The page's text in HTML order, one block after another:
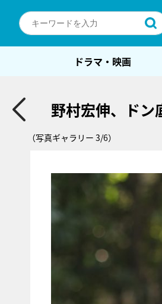
ドラマ・映画
野村宏伸、ド
（写真ギャラリー 3/6）